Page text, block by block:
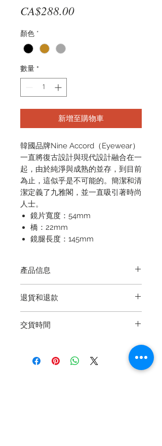
CA$288.00價
顏色 *
數量 *
新增至購物車
韓國品牌Nine Accord（Eyewear）
一直將復古設計與現代設計融合在一
起，由於純淨與成熟的並存，到目前
為止，這似乎是不可能的。簡潔和清
潔定義了九雅閣，並一直吸引著時尚
人士。
鏡片寬度：54mm
橋：22mm
鏡腿長度：145mm
產品信息
附送免費收納盒
退貨和退款
質量。如果您在交貨後365天內遇到
Whatsapp與我們聯繫以尋求幫助。
看到缺陷的照片後，將對所有已確認
的缺陷產品進行維修或更換。我們的
交貨時間
5-10個工作日（如果需要延期交貨，
則需要更長的時間）